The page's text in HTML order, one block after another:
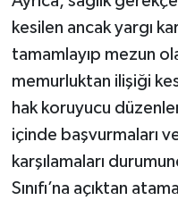
kesilen ancak yargı
tamamlayıp mezun
memurluktan ilişiği
hak koruyucu
içinde başvurmaları
karşılamaları
Sınıfı’na açıktan